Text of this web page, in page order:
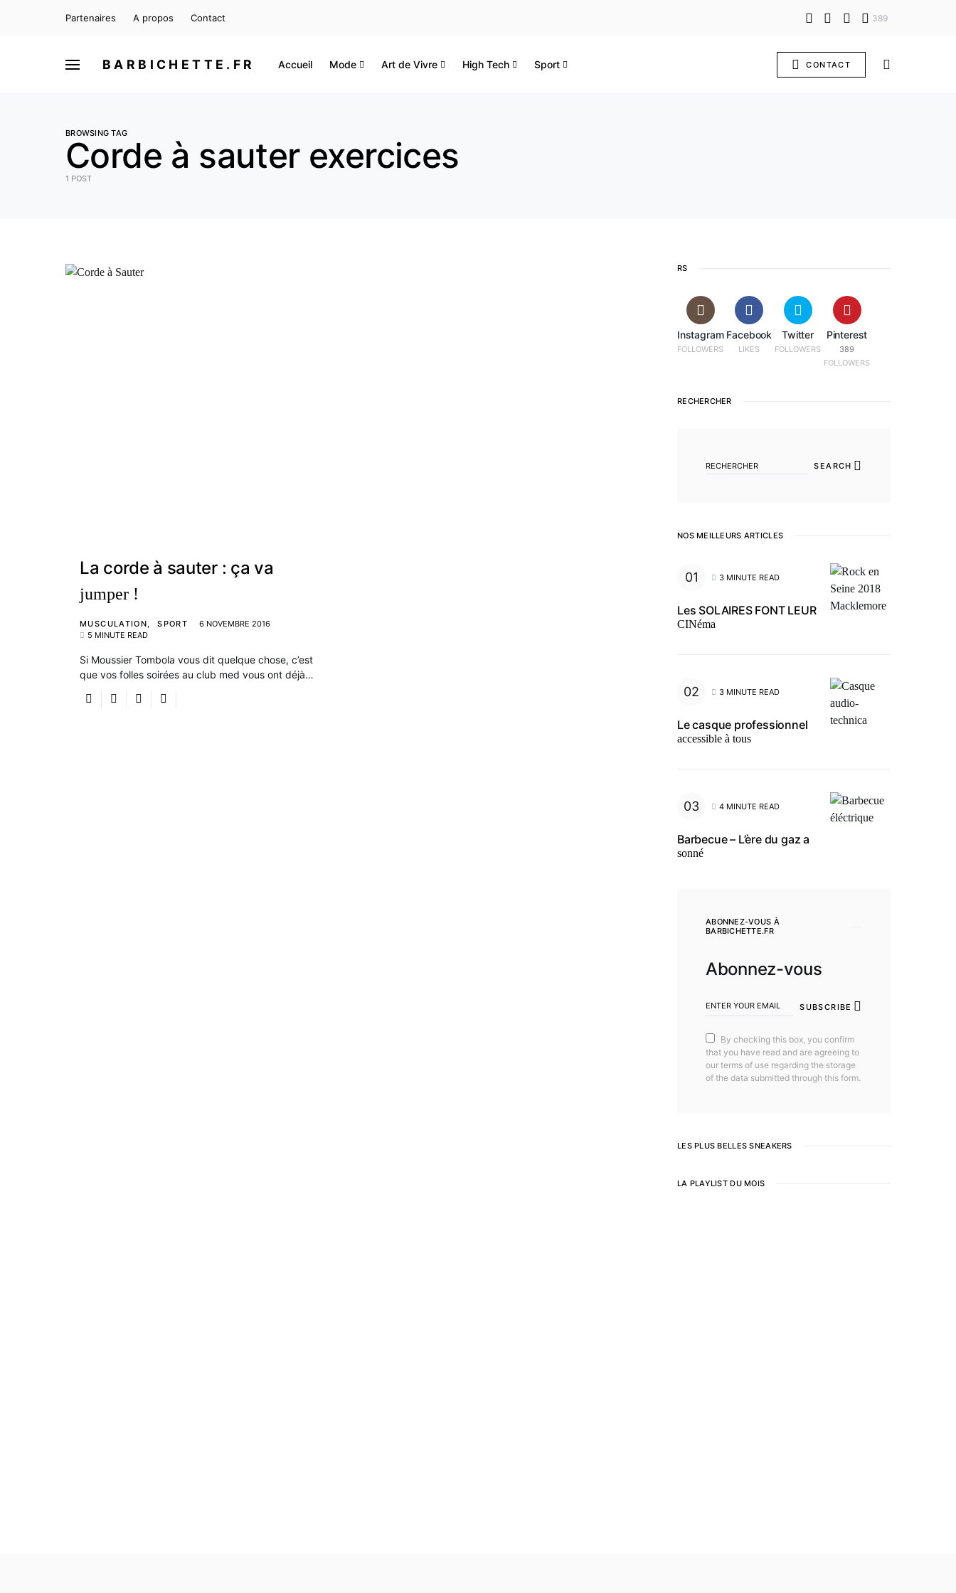
Partenaires A propos Contact 389
BARBICHETTE.FR Accueil Mode Art de Vivre High Tech Sport CONTACT
BROWSING TAG
Corde à sauter exercices
1 POST
La corde à sauter : ça va
jumper !
MUSCULATION SPORT
6 NOVEMBRE 2016
5 MINUTE READ
Si Moussier Tombola vous dit quelque chose, c’est
que vos folles soirées au club med vous ont déjà…
RS
Instagram
FOLLOWERS
Facebook
LIKES
Twitter
FOLLOWERS
Pinterest
389
FOLLOWERS
RECHERCHER
SEARCH
NOS MEILLEURS ARTICLES
3 MINUTE READ
Les SOLAIRES FONT LEUR
CINéma
3 MINUTE READ
Le casque professionnel
accessible à tous
4 MINUTE READ
Barbecue – L’ère du gaz a
sonné
ABONNEZ-VOUS À
BARBICHETTE.FR
Abonnez-vous
SUBSCRIBE
By checking this box, you confirm
that you have read and are agreeing to
our terms of use regarding the storage
of the data submitted through this form.
LES PLUS BELLES SNEAKERS
LA PLAYLIST DU MOIS